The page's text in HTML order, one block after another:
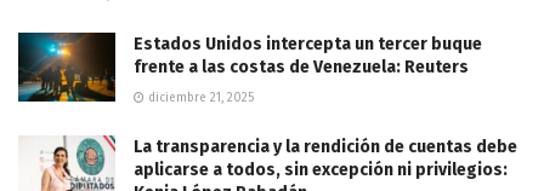
Estados Unidos intercepta un tercer buque
frente a las costas de Venezuela: Reuters
diciembre 21, 2025
La transparencia y la rendición de cuentas debe
aplicarse a todos, sin excepción ni privilegios: